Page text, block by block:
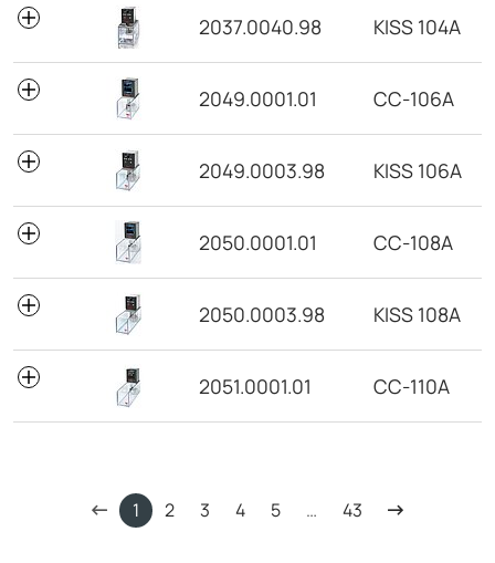
2037.0040.98 KISS 104A
2049.0001.01 CC-106A
2049.0003.98 KISS 106A
2050.0001.01 CC-108A
2050.0003.98 KISS 108A
2051.0001.01 CC-110A
1 2 3 4 5 … 43